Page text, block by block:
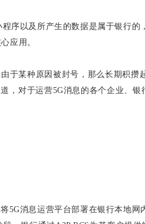
序以及所产生的数据是属于银行
应用。
于某种原因被封号，那么长期积
，对于运营5G消息的各个企业、
5G消息运营平台部署在银行本地